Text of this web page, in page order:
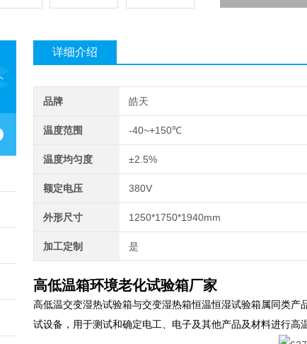
详细介绍
品牌 皓天
温度范围 -40~+150℃
温度均匀度 ±2.5%
额定电压 380V
外形尺寸 1250*1750*1940mm
加工定制 是
高低温箱环境老化试验箱厂家
高低温交变湿热试验箱与交变湿热箱恒温恒湿试验箱属同类
试设备，用于测试和确定电工、电子及其他产品及材料进行